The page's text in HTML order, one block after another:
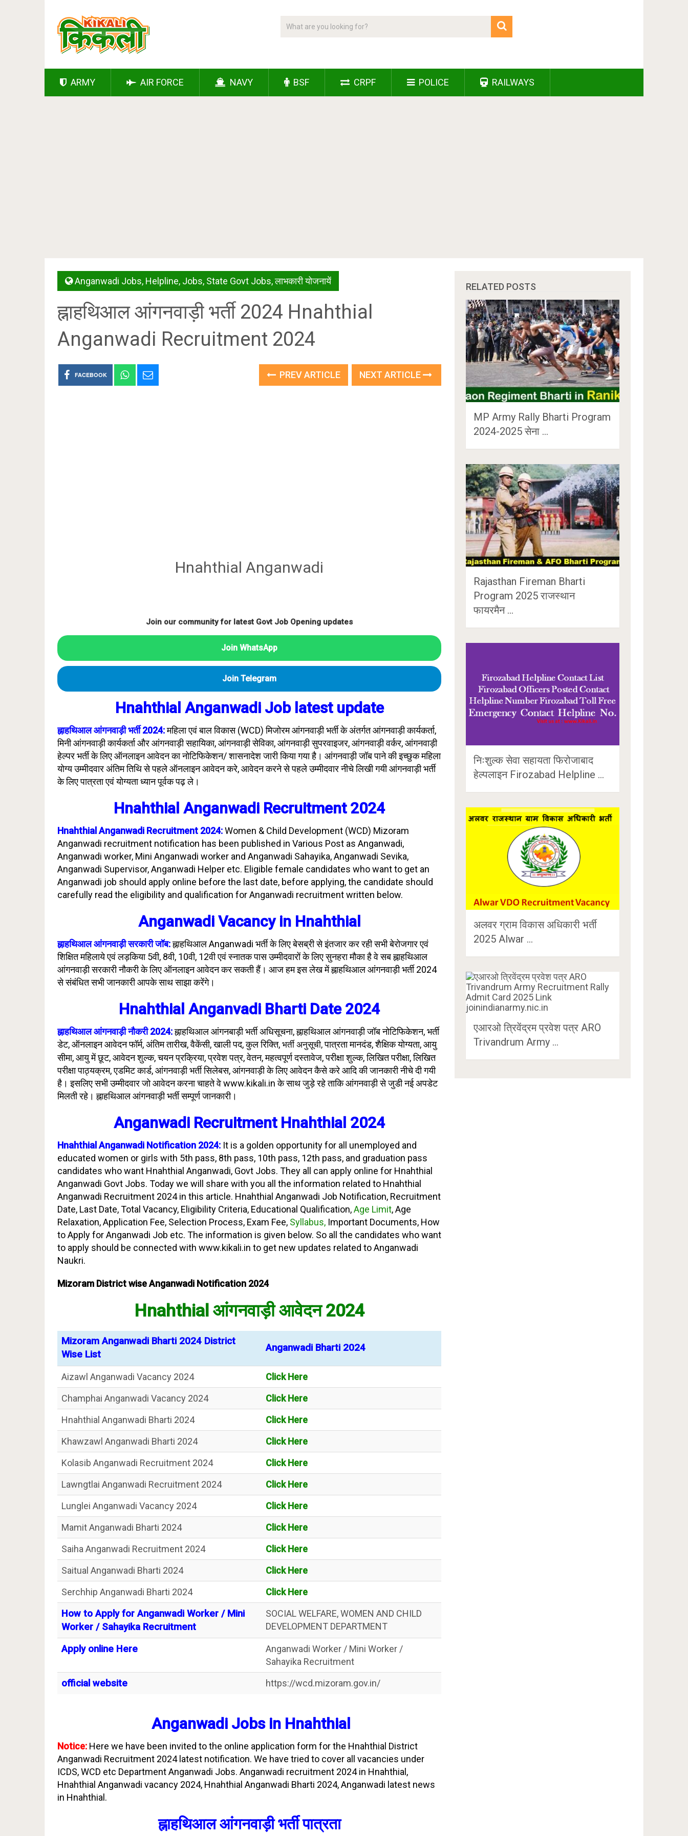
ARMY AIR FORCE NAVY BSF CRPF POLICE RAILWAYS
Anganwadi Jobs, Helpline, Jobs, State Govt Jobs,लाभकारी योजनायें
ह्नाहथिआल आंगनवाड़ी भर्ती 2024 Hnahthial
Anganwadi Recruitment 2024
FACEBOOK PREV ARTICLE NEXT ARTICLE
Hnahthial Anganwadi
Join our community for latest Govt Job Opening updates
Join WhatsApp
Join Telegram
Hnahthial Anganwadi Job latest update
ह्नाहथिआल आंगनवाड़ी भर्ती 2024:महिला एवं बाल विकास (WCD) मिजोरम आंगनवाड़ी भर्ती के अंतर्गत आंगनवाड़ी कार्यकर्ता,
मिनी आंगनवाड़ी कार्यकर्ता और आंगनवाड़ी सहायिका, आंगनवाड़ी सेविका, आंगनवाड़ी सुपरवाइजर, आंगनवाड़ी वर्कर, आंगनवाड़ी
हेल्पर भर्ती के लिए ऑनलाइन आवेदन का नोटिफिकेशन/ शासनादेश जारी किया गया है। आंगनवाड़ी जॉब पाने की इच्छुक महिला
योग्य उम्मीदवार अंतिम तिथि से पहले ऑनलाइन आवेदन करे, आवेदन करने से पहले उम्मीदवार नीचे लिखी गयी आंगनवाड़ी भर्ती
के लिए पात्रता एवं योग्यता ध्यान पूर्वक पढ़ ले।
Hnahthial Anganwadi Recruitment 2024
Hnahthial Anganwadi Recruitment 2024:Women & Child Development (WCD) Mizoram
Anganwadi recruitment notification has been published in Various Post as Anganwadi,
Anganwadi worker, Mini Anganwadi worker and Anganwadi Sahayika, Anganwadi Sevika,
Anganwadi Supervisor, Anganwadi Helper etc. Eligible female candidates who want to get an
Anganwadi job should apply online before the last date, before applying, the candidate should
carefully read the eligibility and qualification for Anganwadi recruitment written below.
Anganwadi Vacancy in Hnahthial
ह्नाहथिआल आंगनवाड़ी सरकारी जॉब:ह्नाहथिआल Anganwadi भर्ती के लिए बेसब्री से इंतजार कर रही सभी बेरोजगार एवं
शिक्षित महिलाये एवं लड़किया 5वी, 8वी, 10वी, 12वी एवं स्नातक पास उम्मीदवारों के लिए सुनहरा मौका है वे सब ह्नाहथिआल
आंगनवाड़ी सरकारी नौकरी के लिए ऑनलाइन आवेदन कर सकती हैं। आज हम इस लेख में ह्नाहथिआल आंगनवाड़ी भर्ती 2024
से संबंधित सभी जानकारी आपके साथ साझा करेंगे।
Hnahthial Anganvadi Bharti Date 2024
ह्नाहथिआल आंगनवाड़ी नौकरी 2024:ह्नाहथिआल आंगनबाड़ी भर्ती अधिसूचना, ह्नाहथिआल आंगनवाड़ी जॉब नोटिफिकेशन, भर्ती
डेट, ऑनलाइन आवेदन फॉर्म, अंतिम तारीख, वैकेंसी, खाली पद, कुल रिक्ति, भर्ती अनुसूची,पात्रता मानदंड, शैक्षिक योग्यता,आयु
सीमा, आयु में छूट, आवेदन शुल्क, चयन प्रक्रिया,प्रवेश पत्र, वेतन, महत्वपूर्ण दस्तावेज,परीक्षा शुल्क,लिखित परीक्षा,लिखित
परीक्षा पाठ्यक्रम, एडमिट कार्ड,आंगनवाड़ी भर्ती सिलेबस, आंगनवाड़ी के लिए आवेदन कैसे करे आदि की जानकारी नीचे दी गयी
है। इसलिए सभी उम्मीदवार जो आवेदन करना चाहते वे www.kikali.in के साथ जुड़े रहे ताकि आंगनवाड़ी से जुडी नई अपडेट
मिलती रहे। ह्नाहथिआल आंगनवाड़ी भर्ती सम्पूर्ण जानकारी।
Anganwadi Recruitment Hnahthial 2024
Hnahthial Anganwadi Notification 2024: It is a golden opportunity for all unemployed and
educated women or girls with 5th pass, 8th pass, 10th pass, 12th pass, and graduation pass
candidates who want Hnahthial Anganwadi, Govt Jobs. They all can apply online for Hnahthial
Anganwadi Govt Jobs. Today we will share with you all the information related to Hnahthial
Anganwadi Recruitment 2024 in this article. Hnahthial Anganwadi Job Notification, Recruitment
Date, Last Date, Total Vacancy, Eligibility Criteria, Educational Qualification,Age Limit, Age
Relaxation, Application Fee, Selection Process, Exam Fee, Syllabus, Important Documents, How
to Apply for Anganwadi Job etc. The information is given below. So all the candidates who want
to apply should be connected with www.kikali.in to get new updates related to Anganwadi
Naukri.
Mizoram District wise Anganwadi Notification 2024
Hnahthial आंगनवाड़ी आवेदन 2024
Mizoram Anganwadi Bharti 2024 District
Wise List
Anganwadi Bharti 2024
Aizawl Anganwadi Vacancy 2024
Click Here
Champhai Anganwadi Vacancy 2024
Click Here
Hnahthial Anganwadi Bharti 2024
Click Here
Khawzawl Anganwadi Bharti 2024
Click Here
Kolasib Anganwadi Recruitment 2024
Click Here
Lawngtlai Anganwadi Recruitment 2024
Click Here
Lunglei Anganwadi Vacancy 2024
Click Here
Mamit Anganwadi Bharti 2024
Click Here
Saiha Anganwadi Recruitment 2024
Click Here
Saitual Anganwadi Bharti 2024
Click Here
Serchhip Anganwadi Bharti 2024
Click Here
How to Apply for Anganwadi Worker / Mini
Worker / Sahayika Recruitment
SOCIAL WELFARE, WOMEN AND CHILD
DEVELOPMENT DEPARTMENT
Apply online Here
Anganwadi Worker / Mini Worker /
Sahayika Recruitment
official website https://wcd.mizoram.gov.in/
Anganwadi Jobs in Hnahthial
Notice: Here we have been invited to the online application form for the Hnahthial District
Anganwadi Recruitment 2024 latest notification. We have tried to cover all vacancies under
ICDS, WCD etc Department Anganwadi Jobs. Anganwadi recruitment 2024 in Hnahthial,
Hnahthial Anganwadi vacancy 2024, Hnahthial Anganwadi Bharti 2024, Anganwadi latest news
in Hnahthial.
ह्नाहथिआल आंगनवाड़ी भर्ती पात्रता
RELATED POSTS
MP Army Rally Bharti Program
2024-2025 सेना …
Rajasthan Fireman Bharti
Program 2025 राजस्थान
फायरमैन …
निःशुल्क सेवा सहायता फिरोजाबाद
हेल्पलाइन Firozabad Helpline …
अलवर ग्राम विकास अधिकारी भर्ती
2025 Alwar …
एआरओ त्रिवेंद्रम प्रवेश पत्र ARO
Trivandrum Army …